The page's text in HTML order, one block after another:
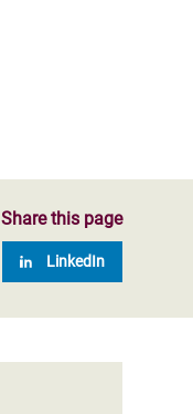
Share this page
LinkedIn